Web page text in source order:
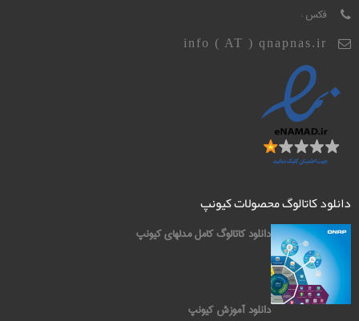
فکس :
info ( AT ) qnapnas.ir
دانلود کاتالوگ محصولات کیونپ
دانلود کاتالوگ کامل مدلهای کیونپ
دانلود آموزش کیونپ